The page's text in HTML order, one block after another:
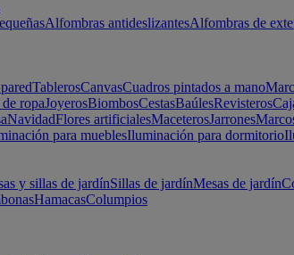
Alfombras antideslizantesAlfombras de
TablerosCanvasCuadros pintados a mano
ropaJoyerosBiombosCestasBaúlesRevisteros
NavidadFlores artificialesMaceterosJarrones
para mueblesIluminación para dormitorio
y sillas de jardínSillas de jardínMesas de jardín
HamacasColumpios